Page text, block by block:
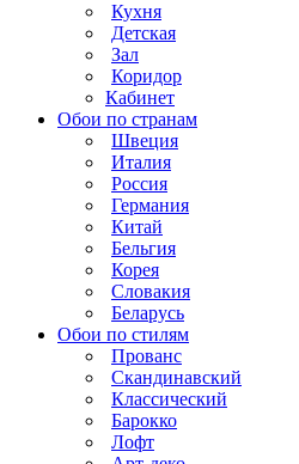
Кухня
Детская
Зал
Коридор
Кабинет
Обои по странам
Швеция
Италия
Россия
Германия
Китай
Бельгия
Корея
Словакия
Беларусь
Обои по стилям
Прованс
Скандинавский
Классический
Барокко
Лофт